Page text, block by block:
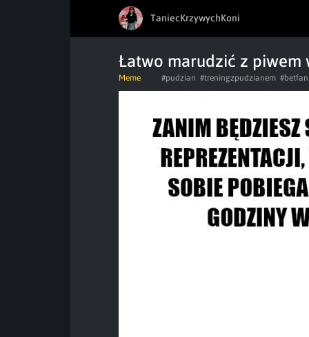
TaniecKrzywychKoni
Łatwo marudzić z piwem
Meme #pudzian #treningzpudzianem #betfan